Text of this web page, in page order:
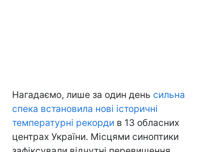
Нагадаємо, лише за один день сильна
спека встановила нові історичні
температурні рекорди в 13 обласних
центрах України. Місцями синоптики